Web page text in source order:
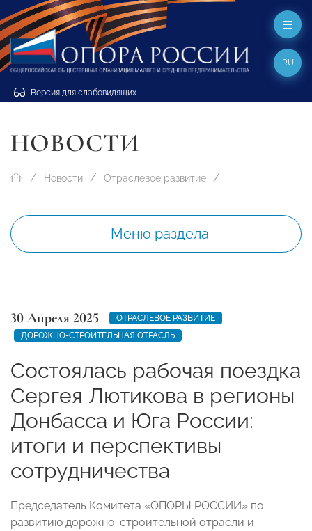
Версия для слабовидящих
RU
НОВОСТИ
Новости Отраслевое развитие
Меню раздела
30 Апреля 2025
ОТРАСЛЕВОЕ РАЗВИТИЕ
ДОРОЖНО-СТРОИТЕЛЬНАЯ ОТРАСЛЬ
Состоялась рабочая поездка
Сергея Лютикова в регионы
Донбасса и Юга России:
итоги и перспективы
сотрудничества
Председатель Комитета «ОПОРЫ РОССИИ» по
развитию дорожно-строительной отрасли и